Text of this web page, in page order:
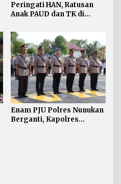
Peringati HAN, Ratusan
Anak PAUD dan TK di
Lomba Menggambar dan
Mewarnai
Enam PJU Polres Nunukan
Berganti, Kapolres